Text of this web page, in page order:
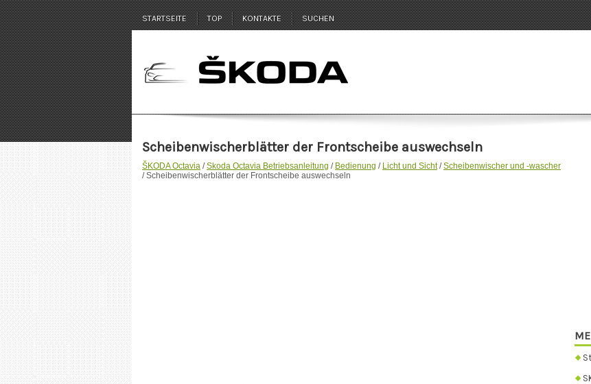
STARTSEITE TOP KONTAKTE SUCHEN
Scheibenwischerblätter der Frontscheibe auswechseln
ŠKODA Octavia /Skoda Octavia Betriebsanleitung / Bedienung / Licht und Sicht/Scheibenwischer und -wascher
/ Scheibenwischerblätter der Frontscheibe auswechseln